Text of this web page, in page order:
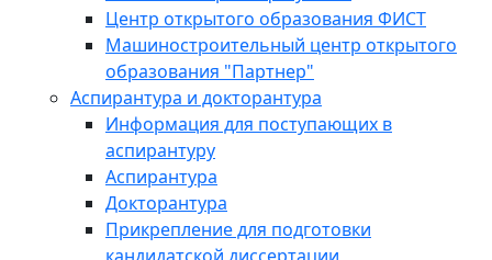
Центр открытого образования ФИСТ
Машиностроительный центр открытого
образования "Партнер"
Аспирантура и докторантура
Информация для поступающих в
аспирантуру
Аспирантура
Докторантура
Прикрепление для подготовки